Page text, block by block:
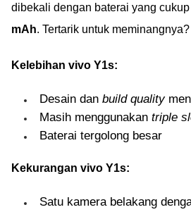
dibekali dengan baterai yang
mAh. Tertarik untuk meminangnya?
Kelebihan vivo Y1s:
Desain dan build quality
Masih menggunakan triple
Baterai tergolong besar
Kekurangan vivo Y1s:
Satu kamera belakang